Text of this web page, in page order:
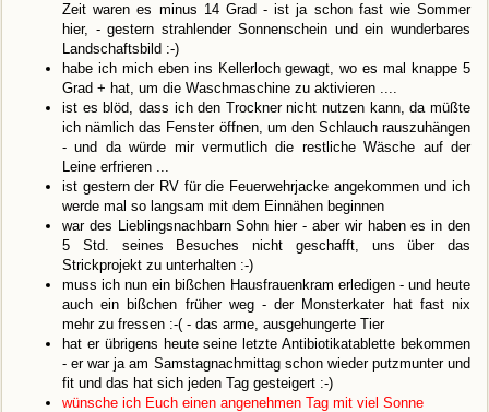
Zeit waren es minus 14 Grad - ist ja schon fast wie Sommer
hier, - gestern strahlender Sonnenschein und ein wunderbares
Landschaftsbild :-)
habe ich mich eben ins Kellerloch gewagt, wo es mal knappe 5
Grad + hat, um die Waschmaschine zu aktivieren ....
ist es blöd, dass ich den Trockner nicht nutzen kann, da müßte
ich nämlich das Fenster öffnen, um den Schlauch rauszuhängen
- und da würde mir vermutlich die restliche Wäsche auf der
Leine erfrieren ...
ist gestern der RV für die Feuerwehrjacke angekommen und ich
werde mal so langsam mit dem Einnähen beginnen
war des Lieblingsnachbarn Sohn hier - aber wir haben es in den
5 Std. seines Besuches nicht geschafft, uns über das
Strickprojekt zu unterhalten :-)
muss ich nun ein bißchen Hausfrauenkram erledigen - und heute
auch ein bißchen früher weg - der Monsterkater hat fast nix
mehr zu fressen :-( - das arme, ausgehungerte Tier
hat er übrigens heute seine letzte Antibiotikatablette bekommen
- er war ja am Samstagnachmittag schon wieder putzmunter und
fit und das hat sich jeden Tag gesteigert :-)
wünsche ich Euch einen angenehmen Tag mit viel Sonne